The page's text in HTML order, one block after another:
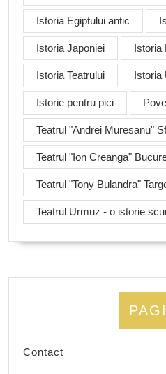
Istoria Egiptului antic
Istoria Japoniei Istoria
Istoria Teatrului Istoria
Istorie pentru pici
Teatrul "Andrei Muresanu"
Teatrul "Ion Creanga"
Teatrul "Tony Bulandra"
Teatrul Urmuz - o istorie
Contact